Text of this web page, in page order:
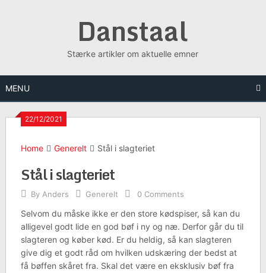
Danstaal
Stærke artikler om aktuelle emner
MENU
22/12/2021
Home Generelt Stål i slagteriet
Stål i slagteriet
By Anders Generelt 0 Comments
Selvom du måske ikke er den store kødspiser, så kan du
alligevel godt lide en god bøf i ny og næ. Derfor går du til
slagteren og køber kød. Er du heldig, så kan slagteren
give dig et godt råd om hvilken udskæring der bedst at
få bøffen skåret fra. Skal det være en eksklusiv bøf fra